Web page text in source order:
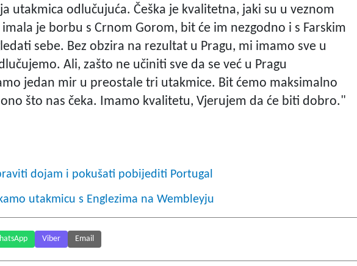
utakmica odlučujuća. Češka je kvalitetna, jaki su u veznom
je borbu s Crnom Gorom, bit će im nezgodno i s Farskim
sebe. Bez obzira na rezultat u Pragu, mi imamo sve u
Ali, zašto ne učiniti sve da se već u Pragu
jedan mir u preostale tri utakmice. Bit ćemo maksimalno
što nas čeka. Imamo kvalitetu, Vjerujem da će biti dobro."
dojam i pokušati pobijediti Portugal
utakmicu s Englezima na Wembleyju
Viber Email